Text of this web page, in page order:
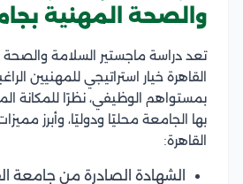
والصحة المهنية
تعد دراسة ماجستير السلامة
القاهرة خيار استراتيجي للمهنيين
بمستواهم الوظيفي، نظرًا للمكانة
بها الجامعة محليًا ودوليًا، وأبرز
القاهرة:
الشهادة الصادرة من جامعة